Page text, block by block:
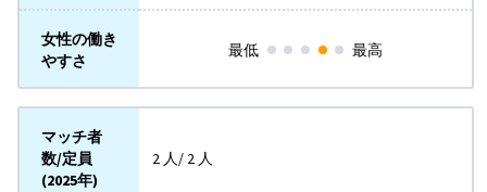
女性の働き
やすさ
最低 最高
マッチ者
数/定員
(2025年)
2 人/ 2 人